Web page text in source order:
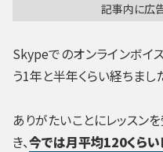
記事内に広
Skypeでのオンラインボイ
う1年と半年くらい経ちまし
ありがたいことにレッスン
き、今では月平均120くらい